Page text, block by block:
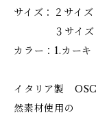
サイズ：２サイ
３サイズ（国
カラー：1.カー
イタリア製
然素材使用の